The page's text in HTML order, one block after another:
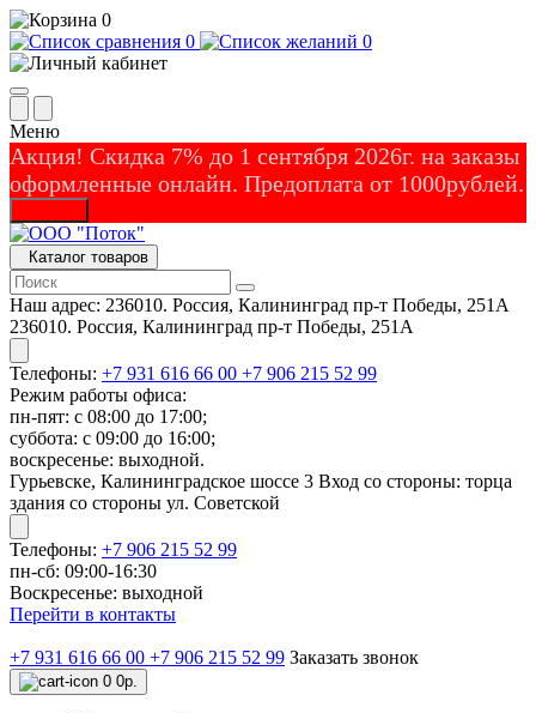
0
0
0
Меню
Акция! Скидка 7% до 1 сентября 2026г. на заказы
оформленные онлайн. Предоплата от 1000рублей.
Каталог товаров
Наш адрес: 236010. Россия, Калининград пр-т Победы, 251А
236010. Россия, Калининград пр-т Победы, 251А
Телефоны: +7 931 616 66 00 +7 906 215 52 99
Режим работы офиса:
пн-пят: с 08:00 до 17:00;
суббота: с 09:00 до 16:00;
воскресенье: выходной.
Гурьевске, Калининградское шоссе 3 Вход со стороны: торца
здания со стороны ул. Советской
Телефоны: +7 906 215 52 99
пн-сб: 09:00-16:30
Воскресенье: выходной
Перейти в контакты
+7 931 616 66 00 +7 906 215 52 99 Заказать звонок
0 0р.